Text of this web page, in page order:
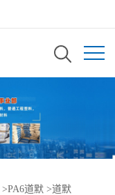
>PA6道默 >道默